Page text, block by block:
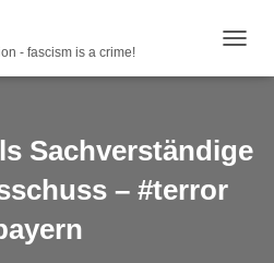
- fascism is a crime!
Sachverständige
– #terror